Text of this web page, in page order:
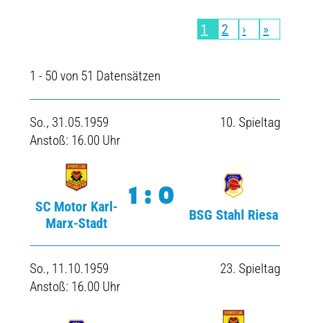
1 2 › »
1 - 50 von 51 Datensätzen
So., 31.05.1959
Anstoß: 16.00 Uhr
10. Spieltag
SC Motor Karl-
Marx-Stadt
1:0
BSG Stahl Riesa
So., 11.10.1959
Anstoß: 16.00 Uhr
23. Spieltag